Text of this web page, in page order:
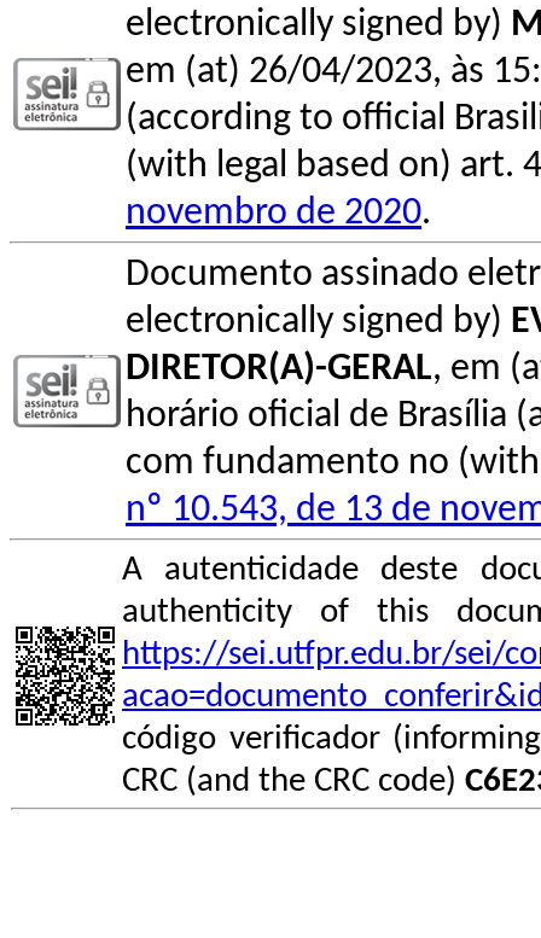
electronically signed by)
em (at) 26/04/2023, às
(according to official
(with legal based on) art.
novembro de 2020.
Documento assinado
electronically signed by)
DIRETOR(A)-GERAL, em
horário oficial de Brasília
com fundamento no
nº 10.543, de 13 de
A autenticidade deste
authenticity of this
https://sei.utfpr.edu.br/sei/
código verificador
CRC (and the CRC code)